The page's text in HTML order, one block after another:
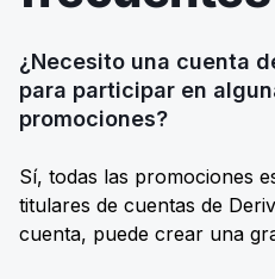
¿Necesito una cuenta
para participar en
promociones?
Sí, todas las promociones
titulares de cuentas de
cuenta, puede crear una